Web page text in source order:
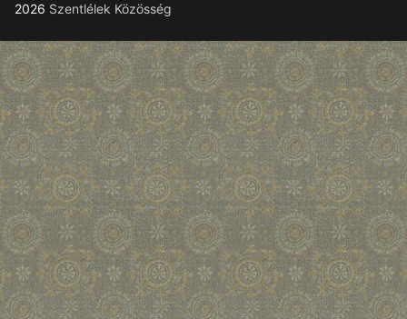
2026 Szentlélek Közösség